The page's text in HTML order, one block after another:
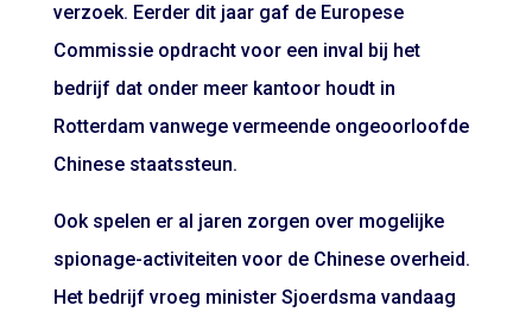
verzoek. Eerder dit jaar gaf de Europese
Commissie opdracht voor een inval bij het
bedrijf dat onder meer kantoor houdt in
Rotterdam vanwege vermeende ongeoorloofde
Chinese staatssteun.
Ook spelen er al jaren zorgen over mogelijke
spionage-activiteiten voor de Chinese overheid.
Het bedrijf vroeg minister Sjoerdsma vandaag